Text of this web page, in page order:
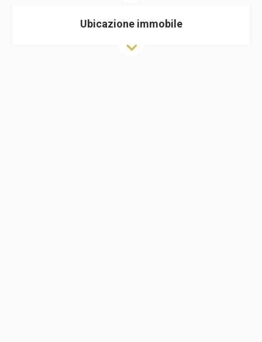
Ubicazione immobile